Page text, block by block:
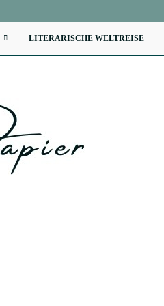
LITERARISCHE WELTREISE